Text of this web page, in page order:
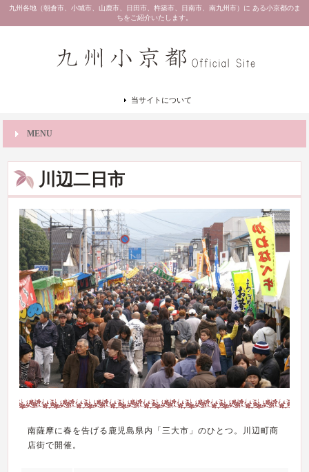
九州各地（朝倉市、小城市、山鹿市、日田市、杵築市、日南市、南九州市）に ある小京都のま
ちをご紹介いたします。
当サイトについて
MENU
川辺二日市
南薩摩に春を告げる鹿児島県内「三大市」のひとつ。川辺町商
店街で開催。